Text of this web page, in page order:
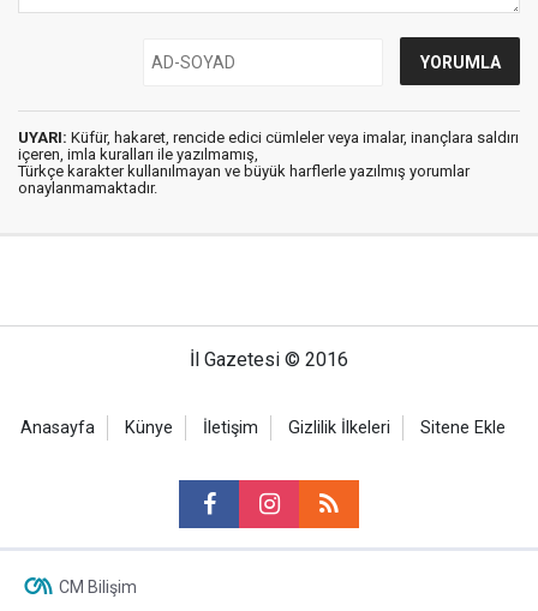
UYARI: Küfür, hakaret, rencide edici cümleler veya imalar, inançlara saldırı
içeren, imla kuralları ile yazılmamış,
Türkçe karakter kullanılmayan ve büyük harflerle yazılmış yorumlar
onaylanmamaktadır.
İl Gazetesi © 2016
Anasayfa Künye İletişim Gizlilik İlkeleri Sitene Ekle
CM Bilişim